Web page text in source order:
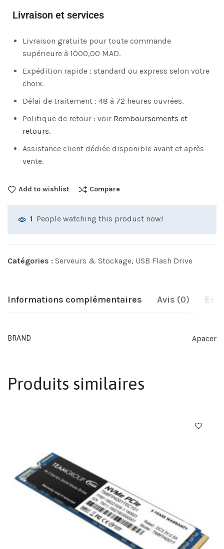
Livraison et services
Livraison gratuite pour toute commande
supérieure à 1000,00 MAD.
Expédition rapide : standard ou express selon votre
choix.
Délai de traitement : 48 à 72 heures ouvrées.
Politique de retour : voir Remboursements et
retours.
Assistance client dédiée disponible avant et après-
vente.
Add to wishlist Compare
1 People watching this product now!
Catégories : Serveurs & Stockage, USB Flash Drive
Informations complémentaires Avis (0)
BRAND Apacer
Produits similaires